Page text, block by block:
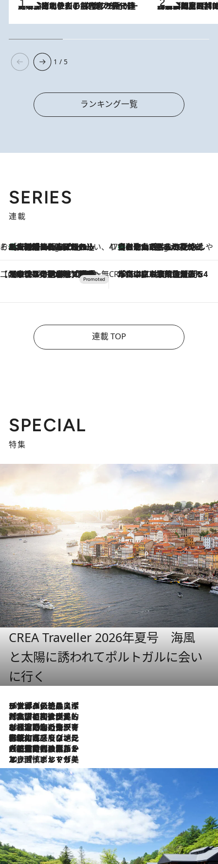
2026.8.3
《「文士の子ども被害者の会」発足！》阿川佐和子（72）が語る遠藤周作に北杜夫、劇作家・矢代静一の子どもたちの“文豪プライベート事件簿” 2026.8.8
「最後に見られてよかった」上野動物園の東園パンダ舎が解体前に特別公開。8月16日まで延長されたパネル展と共に辿る“半世紀”のパンダ飼育《解体工事の図面あり》
1 / 5
ランキング一覧
SERIES
連載
そおだよおこの関西おいしい、おやつ紀行6 Hours Ago
［大阪府箕面市］一皿一皿目の前で仕上げられる、料理を巧みに組み込んだアシェットデセールコース「ミチル アシェット デセール（Michiru assiette dessert）」 47都道府県の手みやげ ひんやりスイーツで夏を満喫
6 Hours Ago
【和歌山県】この夏絶対食べたい 冷やしておいしいおやつ3選 みかんがごろっと丸ごと入ったジュレ
【CREA×星野リゾート】唯一無二。癒しと発見が待つ場所へ
2026.8.7
【トンボの足水浴】ヒノキの香りに包まれて涼感マックス！約13℃の湧水かけ流しを避暑地「星野温泉 トンボの湯」で体験 CREA'S CHOICE
2026.8.7
「立川にも歌舞伎があるんだよ」 片岡仁左衛門・市川中車ら豪華座組みで4年目の立川立飛歌舞伎へ
連載 TOP
SPECIAL
特集
CREA Traveller 2026年夏号 海風
と太陽に誘われてポルトガルに会い
に行く
2026.8.8
リスボンの絶品スイーツ「パステル・デ・ナタ」とは？ポルトガル伝統の奥深い世界へ
2026.7.27
「私の祖国はポルトガル語です」国民的詩人フェルナンド・ペソアと、彼が愛した文学の街を歩く
2026.7.26
ポルトガル近海が育む極上の海の幸。キリリと冷えた白ワインと愉しむ、シーフード専門店の贅沢
2026.7.22
伝統の味をモダンに昇華。高感度な地元客が集う、リスボンの最旬ガストロノミー
2026.7.21
大航海時代の栄華から、震災、独裁、そして革命へ。ポルトガル・首都リスボンの石畳に刻まれた「歴史の光と影」
2026.7.13
エッセイ・ヤマザキマリ「慎ましくも美しき国 ポルトガル」